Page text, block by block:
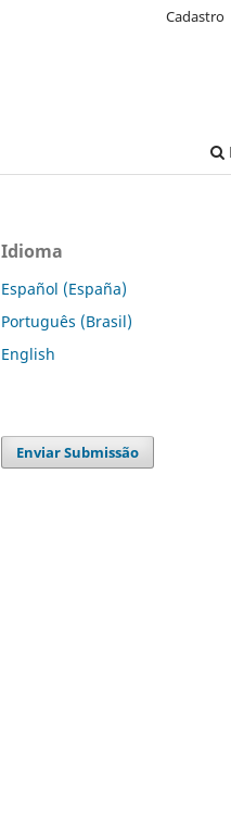
Cadastro
Idioma
Español (España)
Português (Brasil)
English
Enviar Submissão